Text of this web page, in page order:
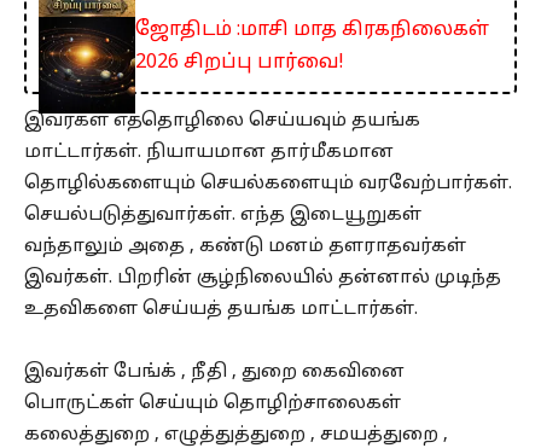
ஜோதிடம் :மாசி மாத கிரகநிலைகள்
2026 சிறப்பு பார்வை!
இவர்கள் எத்தொழிலை செய்யவும் தயங்க
மாட்டார்கள். நியாயமான தார்மீகமான
தொழில்களையும் செயல்களையும் வரவேற்பார்கள்.
செயல்படுத்துவார்கள். எந்த இடையூறுகள்
வந்தாலும் அதை , கண்டு மனம் தளராதவர்கள்
இவர்கள். பிறரின் சூழ்நிலையில் தன்னால் முடிந்த
உதவிகளை செய்யத் தயங்க மாட்டார்கள்.
இவர்கள் பேங்க் , நீதி , துறை கைவினை
பொருட்கள் செய்யும் தொழிற்சாலைகள்
கலைத்துறை , எழுத்துத்துறை , சமயத்துறை ,